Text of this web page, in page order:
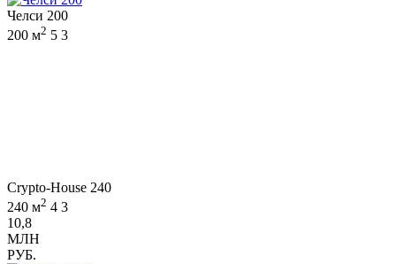
Челси 200
200 м2 5 3
Crypto-House 240
240 м2 4 3
10,8
МЛН
РУБ.